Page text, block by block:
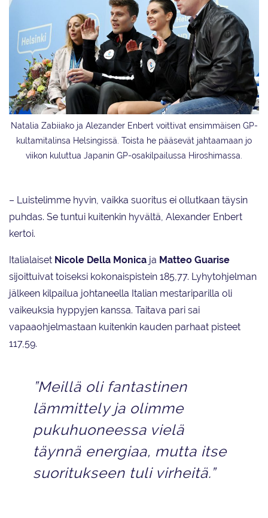
Natalia Zabiiako ja Alezander Enbert voittivat ensimmäisen GP-
kultamitalinsa Helsingissä. Toista he pääsevät jahtaamaan jo
viikon kuluttua Japanin GP-osakilpailussa Hiroshimassa.
– Luistelimme hyvin, vaikka suoritus ei ollutkaan täysin
puhdas. Se tuntui kuitenkin hyvältä, Alexander Enbert
kertoi.
Italialaiset Nicole Della Monica ja Matteo Guarise
sijoittuivat toiseksi kokonaispistein 185,77. Lyhytohjelman
jälkeen kilpailua johtaneella Italian mestariparilla oli
vaikeuksia hyppyjen kanssa. Taitava pari sai
vapaaohjelmastaan kuitenkin kauden parhaat pisteet
117,59.
”Meillä oli fantastinen
lämmittely ja olimme
pukuhuoneessa vielä
täynnä energiaa, mutta itse
suoritukseen tuli virheitä.”